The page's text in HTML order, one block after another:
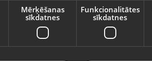
(Garantija 12 mēneši)
Mērķēšanas
sīkdatnes
Funkcionalitātes
sīkdatnes